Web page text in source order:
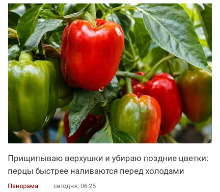
Прищипываю верхушки и убираю поздние цветки:
перцы быстрее наливаются перед холодами
Панорама сегодня, 06:25